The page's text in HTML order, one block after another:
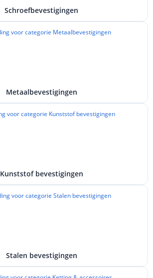
Schroefbevestigingen
Metaalbevestigingen
Kunststof bevestigingen
Stalen bevestigingen